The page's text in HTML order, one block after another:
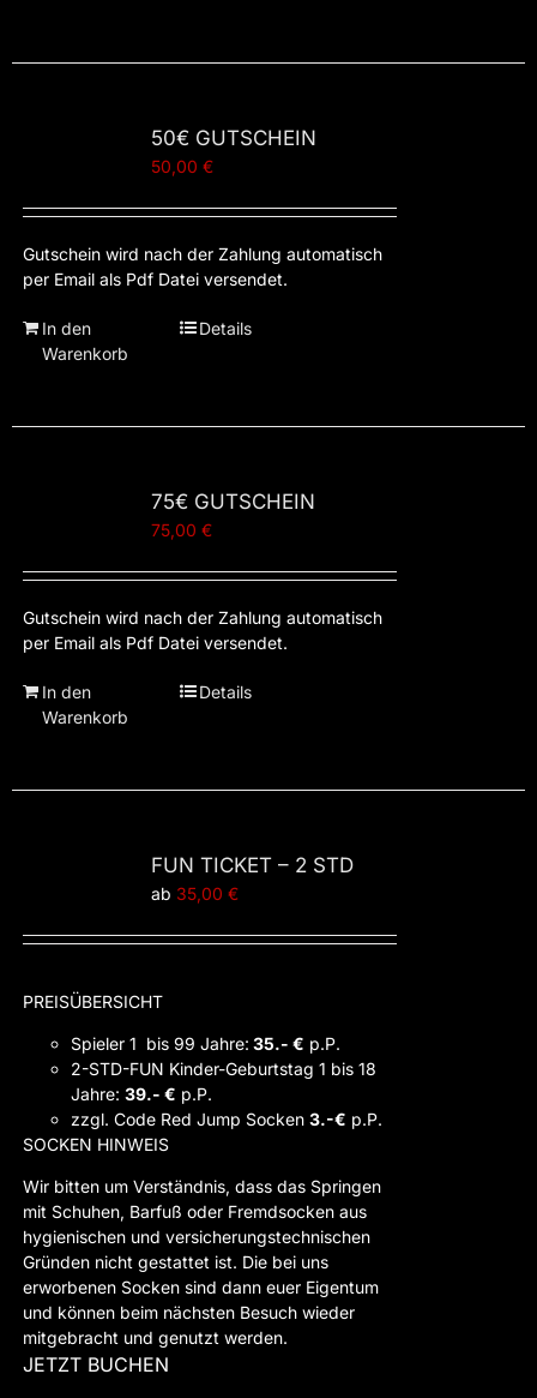
50€ GUTSCHEIN
50,00 €
Gutschein wird nach der Zahlung automatisch
per Email als Pdf Datei versendet.
In den
Warenkorb
Details
75€ GUTSCHEIN
75,00 €
Gutschein wird nach der Zahlung automatisch
per Email als Pdf Datei versendet.
In den
Warenkorb
Details
FUN TICKET – 2 STD
ab 35,00 €
PREISÜBERSICHT
Spieler 1 bis 99 Jahre: 35.- € p.P.
2-STD-FUN Kinder-Geburtstag 1 bis 18
Jahre: 39.- € p.P.
zzgl. Code Red Jump Socken 3.-€ p.P.
SOCKEN HINWEIS
Wir bitten um Verständnis, dass das Springen
mit Schuhen, Barfuß oder Fremdsocken aus
hygienischen und versicherungstechnischen
Gründen nicht gestattet ist. Die bei uns
erworbenen Socken sind dann euer Eigentum
und können beim nächsten Besuch wieder
mitgebracht und genutzt werden.
JETZT BUCHEN